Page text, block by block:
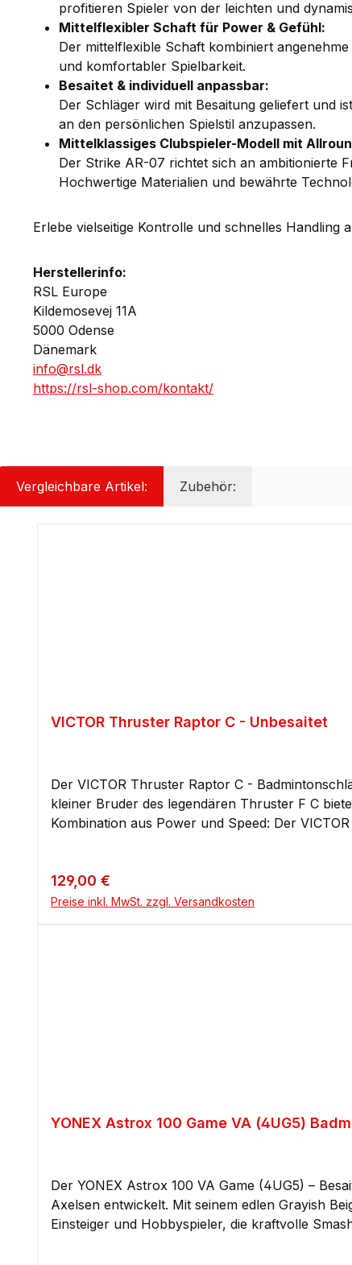
profitieren Spieler von der leichten und
Mittelflexibler Schaft für Power & Gefühl:
Der mittelflexible Schaft kombiniert
und komfortabler Spielbarkeit.
Besaitet & individuell anpassbar:
Der Schläger wird mit Besaitung geliefert und
an den persönlichen Spielstil anzupassen.
Mittelklassiges Clubspieler-Modell mit
Der Strike AR-07 richtet sich an ambitionierte
Hochwertige Materialien und bewährte
Erlebe vielseitige Kontrolle und schnelles Handling
Herstellerinfo:
RSL Europe
Kildemosevej 11A
5000 Odense
Dänemark
info@rsl.dk
https://rsl-shop.com/kontakt/
Vergleichbare Artikel: Zubehör:
VICTOR Thruster Raptor C - Unbesaitet
Der VICTOR Thruster Raptor C -
kleiner Bruder des legendären Thruster F C bietet
Kombination aus Power und Speed: Der
seines steifen Rahmens liefert der VICTOR
bleibt kontrolliert und präzise – ein entscheidender Vorteil
technisch orientiert sich der VICTOR Thruster
Wer die Performance des Thruster F C liebt,
Regulärer Preis:
129,00 €
Preise inkl. MwSt. zzgl. Versandkosten
YONEX Astrox 100 Game VA (4UG5)
Der YONEX Astrox 100 VA Game (4UG5) –
Axelsen entwickelt. Mit seinem edlen Grayish
Einsteiger und Hobbyspieler, die kraftvolle Smashes und ein dynamisches Spiel